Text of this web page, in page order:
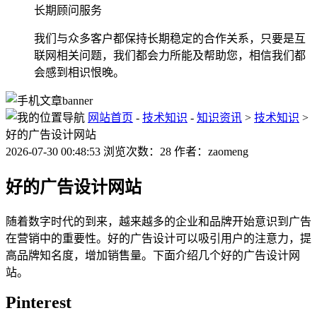
长期顾问服务
我们与众多客户都保持长期稳定的合作关系，只要是互
联网相关问题，我们都会力所能及帮助您，相信我们都
会感到相识恨晚。
网站首页 - 技术知识 - 知识资讯 > 技术知识 >
好的广告设计网站
2026-07-30 00:48:53 浏览次数：28 作者：zaomeng
好的广告设计网站
随着数字时代的到来，越来越多的企业和品牌开始意识到广告
在营销中的重要性。好的广告设计可以吸引用户的注意力，提
高品牌知名度，增加销售量。下面介绍几个好的广告设计网
站。
Pinterest